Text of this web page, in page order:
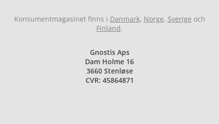
Konsumentmagasinet finns i Danmark, Norge, Sverige och
Finland.
Gnostis Aps
Dam Holme 16
3660 Stenløse
CVR: 45864871